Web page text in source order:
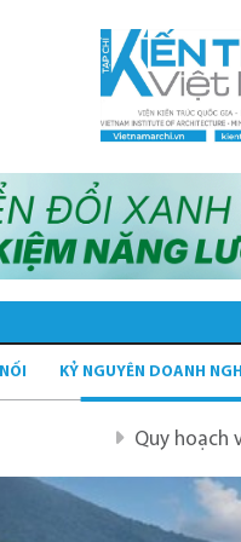
KỶ NGUYÊN DOANH
và phát triển hạ